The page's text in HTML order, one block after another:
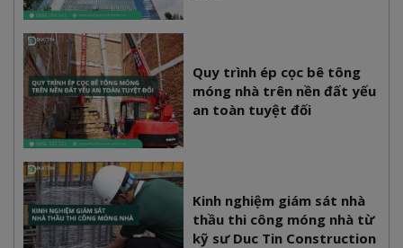
Quy trình ép cọc bê tông
móng nhà trên nền đất yếu
an toàn tuyệt đối
Kinh nghiệm giám sát nhà
thầu thi công móng nhà từ
kỹ sư Duc Tin Construction